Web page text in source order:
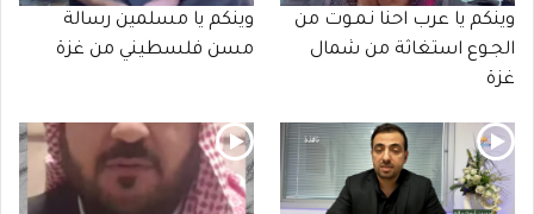
وينكم يا عرب احنا نـمـوت من
الجـوع استغاثة من شمال
غزة
وينكم يا مسلمين رسالة
مسن فلسطيني من غزة